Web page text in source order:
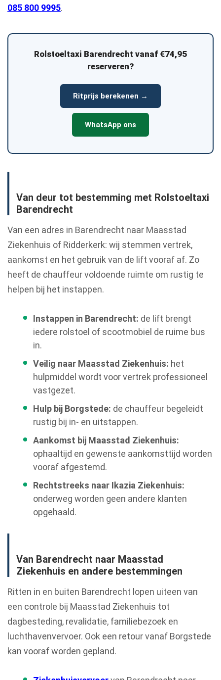
085 800 9995.
Rolstoeltaxi Barendrecht vanaf €74,95
reserveren?
Ritprijs berekenen →
WhatsApp ons
Van deur tot bestemming met Rolstoeltaxi
Barendrecht
Van een adres in Barendrecht naar Maasstad
Ziekenhuis of Ridderkerk: wij stemmen vertrek,
aankomst en het gebruik van de lift vooraf af. Zo
heeft de chauffeur voldoende ruimte om rustig te
helpen bij het instappen.
Instappen in Barendrecht: de lift brengt
iedere rolstoel of scootmobiel de ruime bus
in.
Veilig naar Maasstad Ziekenhuis: het
hulpmiddel wordt voor vertrek professioneel
vastgezet.
Hulp bij Borgstede: de chauffeur begeleidt
rustig bij in- en uitstappen.
Aankomst bij Maasstad Ziekenhuis:
ophaaltijd en gewenste aankomsttijd worden
vooraf afgestemd.
Rechtstreeks naar Ikazia Ziekenhuis:
onderweg worden geen andere klanten
opgehaald.
Van Barendrecht naar Maasstad
Ziekenhuis en andere bestemmingen
Ritten in en buiten Barendrecht lopen uiteen van
een controle bij Maasstad Ziekenhuis tot
dagbesteding, revalidatie, familiebezoek en
luchthavenvervoer. Ook een retour vanaf Borgstede
kan vooraf worden gepland.